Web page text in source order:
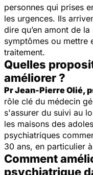
personnes qui prises
les urgences. Ils
dire qu’en amont de
symptômes ou mettre
traitement.
Quelles
améliorer ?
Pr Jean-Pierre Olié,
rôle clé du médecin
s'assurer du suivi au
les maisons des
psychiatriques
30 ans, en particulier
Comment
psychiatrique